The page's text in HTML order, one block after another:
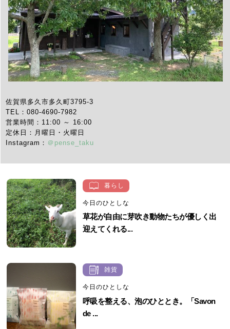
佐賀県多久市多久町3795-3
TEL：080-4690-7982
営業時間：11:00 ～ 16:00
定休日：月曜日・火曜日
Instagram： ＠pense_taku
暮らし
今日のひとしな
草花が自由に芽吹き動物たちが優しく出
迎えてくれる...
雑貨
今日のひとしな
呼吸を整える、泡のひととき。「Savon
de ...